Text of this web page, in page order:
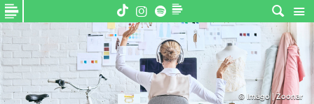
© Imago | Zoonar